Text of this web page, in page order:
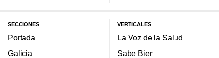
SECCIONES
Portada
Galicia
VERTICALES
La Voz de la Salud
Sabe Bien